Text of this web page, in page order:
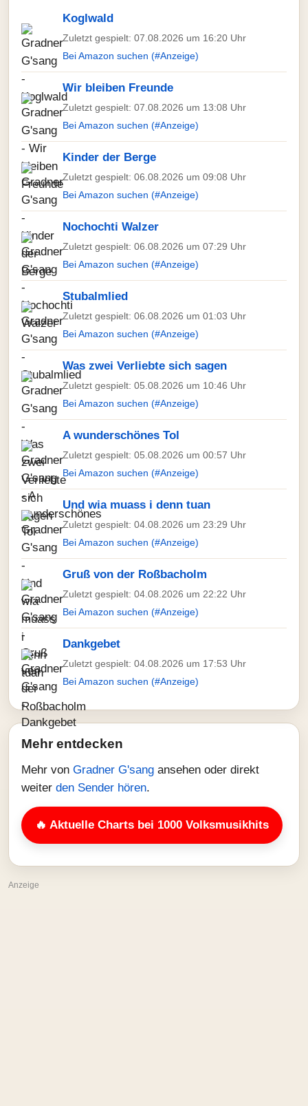
Koglwald
Zuletzt gespielt: 07.08.2026 um 16:20 Uhr
Bei Amazon suchen (#Anzeige)
Wir bleiben Freunde
Zuletzt gespielt: 07.08.2026 um 13:08 Uhr
Bei Amazon suchen (#Anzeige)
Kinder der Berge
Zuletzt gespielt: 06.08.2026 um 09:08 Uhr
Bei Amazon suchen (#Anzeige)
Nochochti Walzer
Zuletzt gespielt: 06.08.2026 um 07:29 Uhr
Bei Amazon suchen (#Anzeige)
Stubalmlied
Zuletzt gespielt: 06.08.2026 um 01:03 Uhr
Bei Amazon suchen (#Anzeige)
Was zwei Verliebte sich sagen
Zuletzt gespielt: 05.08.2026 um 10:46 Uhr
Bei Amazon suchen (#Anzeige)
A wunderschönes Tol
Zuletzt gespielt: 05.08.2026 um 00:57 Uhr
Bei Amazon suchen (#Anzeige)
Und wia muass i denn tuan
Zuletzt gespielt: 04.08.2026 um 23:29 Uhr
Bei Amazon suchen (#Anzeige)
Gruß von der Roßbacholm
Zuletzt gespielt: 04.08.2026 um 22:22 Uhr
Bei Amazon suchen (#Anzeige)
Dankgebet
Zuletzt gespielt: 04.08.2026 um 17:53 Uhr
Bei Amazon suchen (#Anzeige)
Mehr entdecken
Mehr von Gradner G'sang ansehen oder direkt
weiter den Sender hören.
🔥 Aktuelle Charts bei 1000 Volksmusikhits
Anzeige